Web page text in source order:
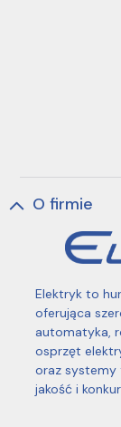
O firmie
Elektryk to
oferująca
automatyka,
osprzęt
oraz systemy
jakość i